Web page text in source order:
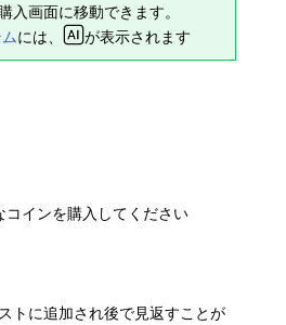
画面に移動できます。
には、 が表示されます
インを購入してください
トに追加され後で見返すことが